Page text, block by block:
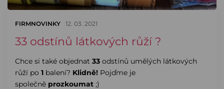
FIRMNOVINKY 12. 03. 2021
33 odstínů látkových růží ?
Chce si také objednat 33 odstínů umělých látkových
růží po 1 balení? Klidně! Pojďme je
společně prozkoumat ;)